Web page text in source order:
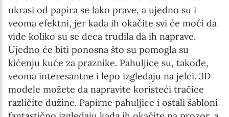
ukrasi od papira se lako prave, a ujedno su i
veoma efektni, jer kada ih okačite svi će moći da
vide koliko su se deca trudila da ih naprave.
Ujedno će biti ponosna što su pomogla su
kićenju kuće za praznike. Pahuljice su, takođe,
veoma interesantne i lepo izgledaju na jelci. 3D
modele možete da napravite koristeći tračice
različite dužine. Papirne pahuljice i ostali šabloni